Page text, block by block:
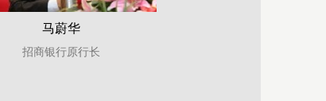
盛松成
上海市人民政府参事、中国